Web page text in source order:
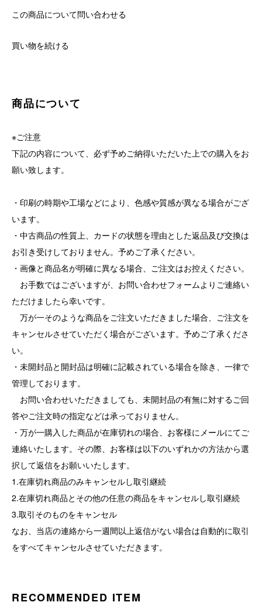
この商品について問い合わせる
買い物を続ける
商品について
※ご注意
下記の内容について、必ず予めご納得いただいた上での購入をお
願い致します。
・印刷の時期や工場などにより、色感や質感が異なる場合がござ
います。
・中古商品の性質上、カードの状態を理由とした返品及び交換は
お引き受けしておりません。予めご了承ください。
・画像と商品名が明確に異なる場合、ご注文はお控えください。
お手数ではございますが、お問い合わせフォームよりご連絡い
ただけましたら幸いです。
万が一そのような商品をご注文いただきました場合、ご注文を
キャンセルさせていただく場合がございます。予めご了承くださ
い。
・未開封品と開封品は明確に記載されている場合を除き、一律で
管理しております。
お問い合わせいただきましても、未開封品の有無に対するご回
答やご注文時の指定などは承っておりません。
・万が一購入した商品が在庫切れの場合、お客様にメールにてご
連絡いたします。その際、お客様は以下のいずれかの方法から選
択して返信をお願いいたします。
1.在庫切れ商品のみキャンセルし取引継続
2.在庫切れ商品とその他の任意の商品をキャンセルし取引継続
3.取引そのものをキャンセル
なお、当店の連絡から一週間以上返信がない場合は自動的に取引
をすべてキャンセルさせていただきます。
RECOMMENDED ITEM